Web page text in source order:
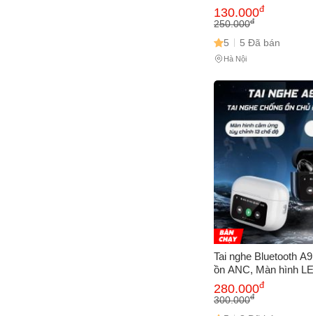
Thanh Sống Động,
Mái, Màu Trắng
130.000đ
250.000đ
5 5 Đã bán
Hà Nội
Tai nghe Bluetooth
ồn ANC, Màn hình
nước IPX5, EQ Cân
thanh, Thiết kế in-ear
280.000đ
300.000đ